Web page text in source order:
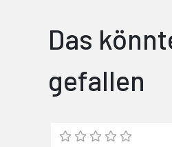
Das
gefallen